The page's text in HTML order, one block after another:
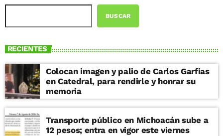
BUSCAR
RECIENTES
Colocan imagen y palio de Carlos Garfias
en Catedral, para rendirle y honrar su
memoria
Transporte público en Michoacán sube a
12 pesos; entra en vigor este viernes